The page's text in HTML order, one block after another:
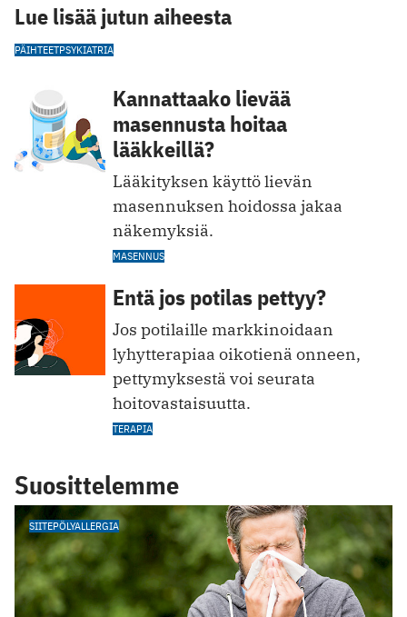
Lue lisää jutun aiheesta
PÄIHTEETPSYKIATRIA
Kannattaako lievää
masennusta hoitaa
lääkkeillä?
Lääkityksen käyttö lievän
masennuksen hoidossa jakaa
näkemyksiä.
MASENNUS
Entä jos potilas pettyy?
Jos potilaille markkinoidaan
lyhytterapiaa oikotienä onneen,
pettymyksestä voi seurata
hoitovastaisuutta.
TERAPIA
Suosittelemme
SIITEPÖLYALLERGIA